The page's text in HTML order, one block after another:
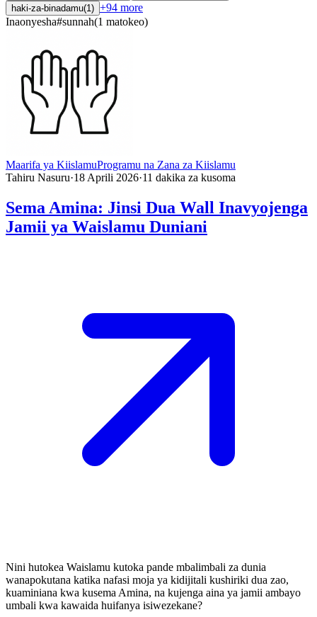
haki-za-binadamu(1 ) +94 more
Inaonyesha#sunnah(1 matokeo)
Maarifa ya KiislamuProgramu na Zana za Kiislamu
Tahiru Nasuru·18 Aprili 2026·11 dakika za kusoma
Sema Amina: Jinsi Dua Wall Inavyojenga
Jamii ya Waislamu Duniani
Nini hutokea Waislamu kutoka pande mbalimbali za dunia
wanapokutana katika nafasi moja ya kidijitali kushiriki dua zao,
kuaminiana kwa kusema Amina, na kujenga aina ya jamii ambayo
umbali kwa kawaida huifanya isiwezekane?